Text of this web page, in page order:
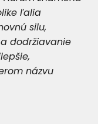
ľalia
silu,
dodržiavanie
názvu